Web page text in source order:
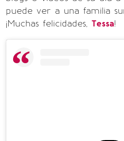
puede ver a una familia
¡Muchas felicidades, Tessa!